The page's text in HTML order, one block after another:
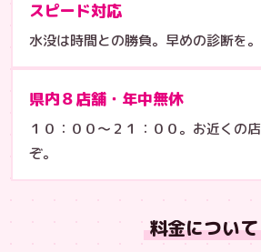
スピード対応
水没は時間との勝負。早めの診断を。
県内８店舗・年中無休
１０：００〜２１：００。お近くの
ぞ。
料金について